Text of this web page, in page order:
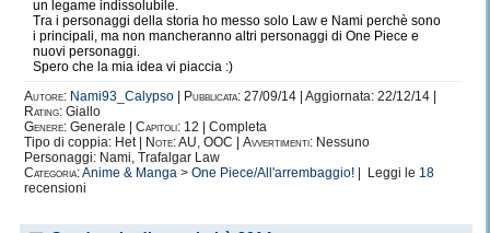
un legame indissolubile.
Tra i personaggi della storia ho messo solo Law e Nami perchè sono
i principali, ma non mancheranno altri personaggi di One Piece e
nuovi personaggi.
Spero che la mia idea vi piaccia :)
Autore: Nami93_Calypso Pubblicata: 27/09/14 | Aggiornata: 22/12/14 |
Rating: Giallo
Genere: Generale | Capitoli: 12 | Completa
Tipo di coppia: Het |
Note:AU, OOC | Avvertimenti: Nessuno
Personaggi: Nami, Trafalgar Law
Categoria:Anime & Manga > One Piece/All'arrembaggio! | Leggi le 18
recensioni